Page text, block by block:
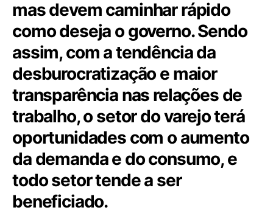
mas devem caminhar rápido
como deseja o governo. Sendo
assim, com a tendência da
desburocratização e maior
transparência nas relações de
trabalho, o setor do varejo terá
oportunidades com o aumento
da demanda e do consumo, e
todo setor tende a ser
beneficiado.